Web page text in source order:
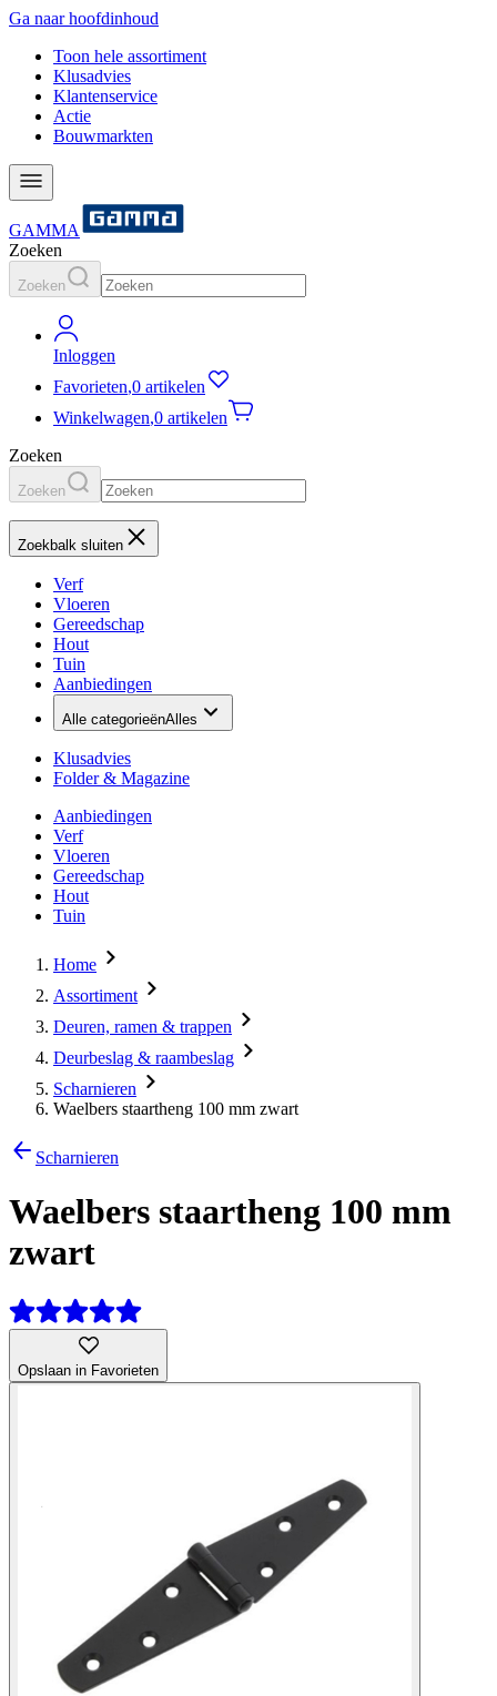
Ga naar hoofdinhoud
Toon hele assortiment
Klusadvies
Klantenservice
Actie
Bouwmarkten
GAMMA
Zoeken
Zoeken
Inloggen
Favorieten,0 artikelen
Winkelwagen,0 artikelen
Zoeken
Zoeken
Zoekbalk sluiten
Verf
Vloeren
Gereedschap
Hout
Tuin
Aanbiedingen
Alle categorieënAlles
Klusadvies
Folder & Magazine
Aanbiedingen
Verf
Vloeren
Gereedschap
Hout
Tuin
Home
Assortiment
Deuren, ramen & trappen
Deurbeslag & raambeslag
Scharnieren
Waelbers staartheng 100 mm zwart
Scharnieren
Waelbers staartheng 100 mm
zwart
Opslaan in Favorieten